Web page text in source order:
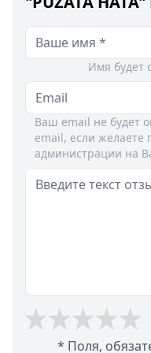
Имя будет
Ваш email не будет
email, если желаете
администрации на
* Поля,